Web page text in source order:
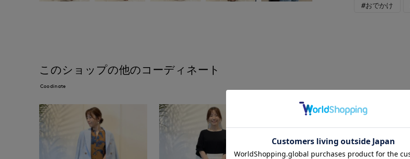
#おでかけ
このショップの他のコーディネート
Coodinate